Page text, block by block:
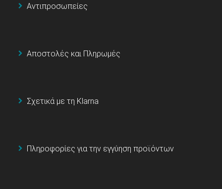
Αντιπροσωπείες
Αποστολές και Πληρωμές
Σχετικά με τη Klarna
Πληροφορίες για την εγγύηση προϊόντων